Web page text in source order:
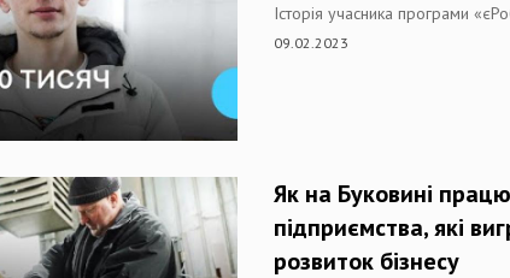
Історія учасника програми
09.02.2023
Як на Буковині
підприємства, які
розвиток бізнесу